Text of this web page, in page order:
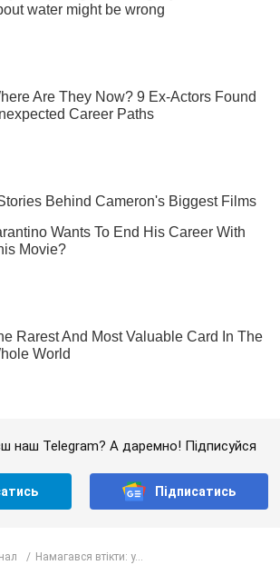
наш Telegram? А даремно! Підписуйся
Підписатись
Намагався втікти: у...